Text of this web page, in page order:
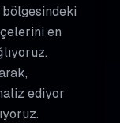
bölgesindeki
en
ediyor